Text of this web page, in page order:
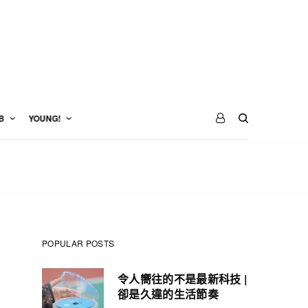
YOUNG!
POPULAR POSTS
令人嚮往的不是最新科技 |
卻是久違的生活節奏